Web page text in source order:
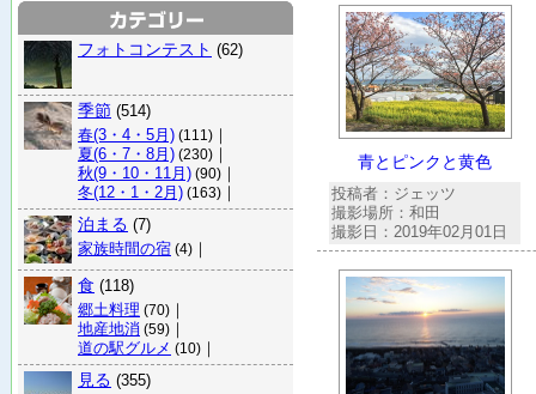
フォトコンテスト (62)
季節 (514)
春(3・4・5月) (111) ｜
夏(6・7・8月) (230) ｜
秋(9・10・11月) (90) ｜
冬(12・1・2月) (163) ｜
泊まる (7)
家族時間の宿 (4) ｜
食 (118)
郷土料理 (70) ｜
地産地消 (59) ｜
道の駅グルメ (10) ｜
見る (355)
青とピンクと黄色
投稿者：ジェッツ
撮影場所：和田
撮影日：2019年02月01日